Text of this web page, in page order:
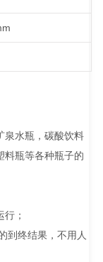
泉水瓶，碳酸饮料
料瓶等各种瓶子的
；
到终结果，不用人